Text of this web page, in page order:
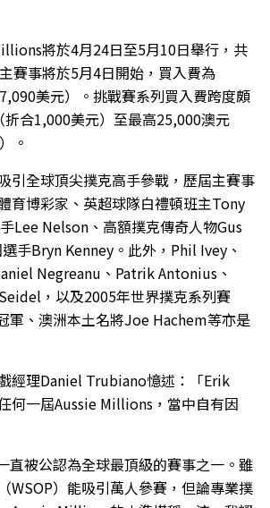
將於4月24日至5月10日舉行，共
賽事將於5月4日開始，買入費為
美元）。挑戰賽系列買入費跨度頗
合1,000美元）至最高25,000澳元
。
引全球頂尖撲克高手參戰，歷屆主賽事
育博彩家、英超球隊白禮頓班主Tony
Lee Nelson、高額撲克傳奇人物Gus
手Bryn Kenney。此外，Phil Ivey、
Negreanu、Patrik Antonius、
，以及2005年世界撲克系列賽
軍、澳洲本土名將Joe Hachem等亦是
經理Daniel Trubiano憶述：「Erik
何一屆Aussie Millions，當中自有因
直被公認為全球最頂級的賽事之一。雖
WSOP）能吸引萬人參賽，但論專業撲